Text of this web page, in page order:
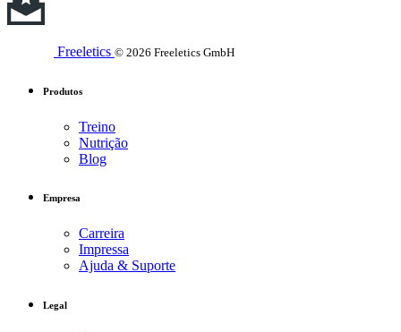
Freeletics © 2026 Freeletics GmbH
Produtos
Treino
Nutrição
Blog
Empresa
Carreira
Impressa
Ajuda & Suporte
Legal